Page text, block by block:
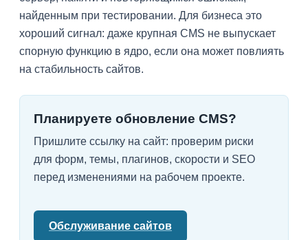
найденным при тестировании. Для бизнеса это
хороший сигнал: даже крупная CMS не выпускает
спорную функцию в ядро, если она может повлиять
на стабильность сайтов.
Планируете обновление CMS?
Пришлите ссылку на сайт: проверим риски
для форм, темы, плагинов, скорости и SEO
перед изменениями на рабочем проекте.
Обслуживание сайтов